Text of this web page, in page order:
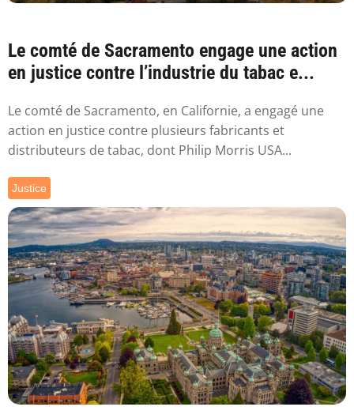
Le comté de Sacramento engage une action
en justice contre l’industrie du tabac e...
Le comté de Sacramento, en Californie, a engagé une
action en justice contre plusieurs fabricants et
distributeurs de tabac, dont Philip Morris USA...
Justice